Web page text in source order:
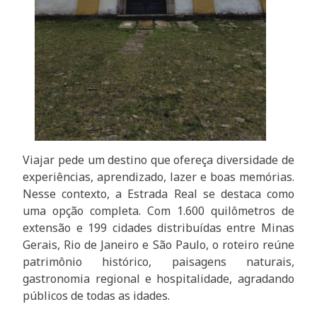
Viajar pede um destino que ofereça diversidade de
experiências, aprendizado, lazer e boas memórias.
Nesse contexto, a Estrada Real se destaca como
uma opção completa. Com 1.600 quilômetros de
extensão e 199 cidades distribuídas entre Minas
Gerais, Rio de Janeiro e São Paulo, o roteiro reúne
patrimônio histórico, paisagens naturais,
gastronomia regional e hospitalidade, agradando
públicos de todas as idades.